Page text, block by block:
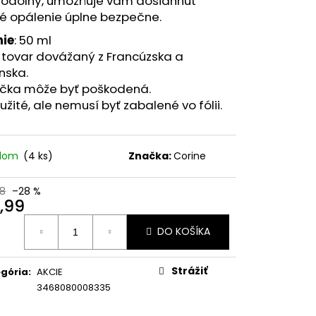
opálenie úplne bezpečne.
: 50 ml
dovážaný z Francúzska a
môže byť poškodená.
ale nemusí byť zabalené vo fólii.
(4 ks) Značka:Corine
–28 %
DO KOŠÍKA
: AKCIE
3468080008335
Strážiť
A PLEŤ VO
PRÍCHUŤ MARHUĽA